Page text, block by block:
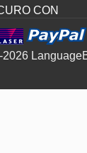
CON